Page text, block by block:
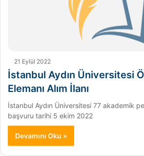
21 Eylül 2022
İstanbul Aydın Üniversitesi
Elemanı Alım İlanı
İstanbul Aydın Üniversitesi 77 akademik
başvuru tarihi 5 ekim 2022
Devamını Oku »